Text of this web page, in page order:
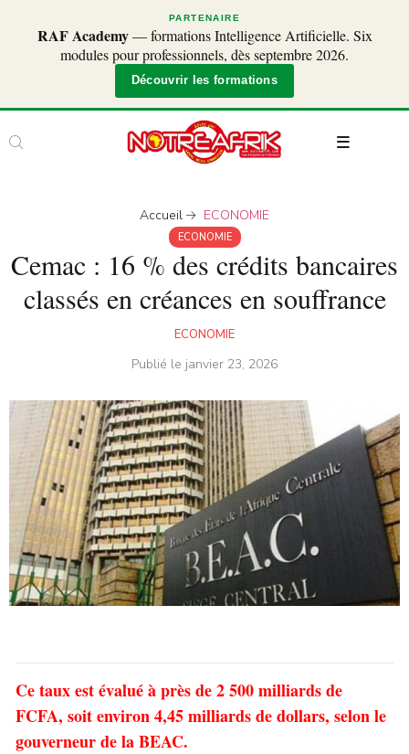
PARTENAIRE
RAF Academy— formations Intelligence Artificielle. Six
modules pour professionnels, dès septembre 2026.
Découvrir les formations
Accueil ECONOMIE
ECONOMIE
Cemac : 16 % des crédits bancaires
classés en créances en souffrance
ECONOMIE
Publié le janvier 23, 2026
Ce taux est évalué à près de 2 500 milliards de
FCFA, soit environ 4,45 milliards de dollars, selon le
gouverneur de la BEAC.